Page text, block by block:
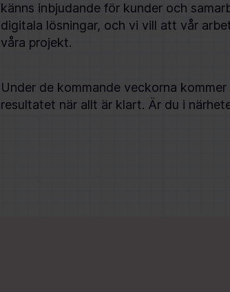
känns inbjudande för kunder och
digitala lösningar, och vi vill att vår
våra projekt.
Under de kommande veckorna
resultatet när allt är klart. Är du i